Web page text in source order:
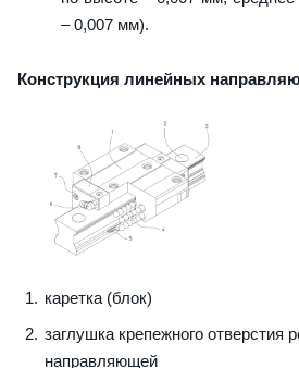
– 0,007 мм).
Конструкция линейных
каретка (блок)
заглушка крепежного отверстия
направляющей